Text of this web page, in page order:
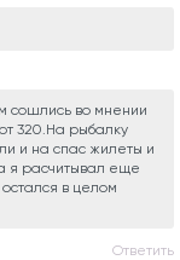
сошлись во мнении
320.На рыбалку
и на спас жилеты и
я расчитывал еще
в целом
Ответить